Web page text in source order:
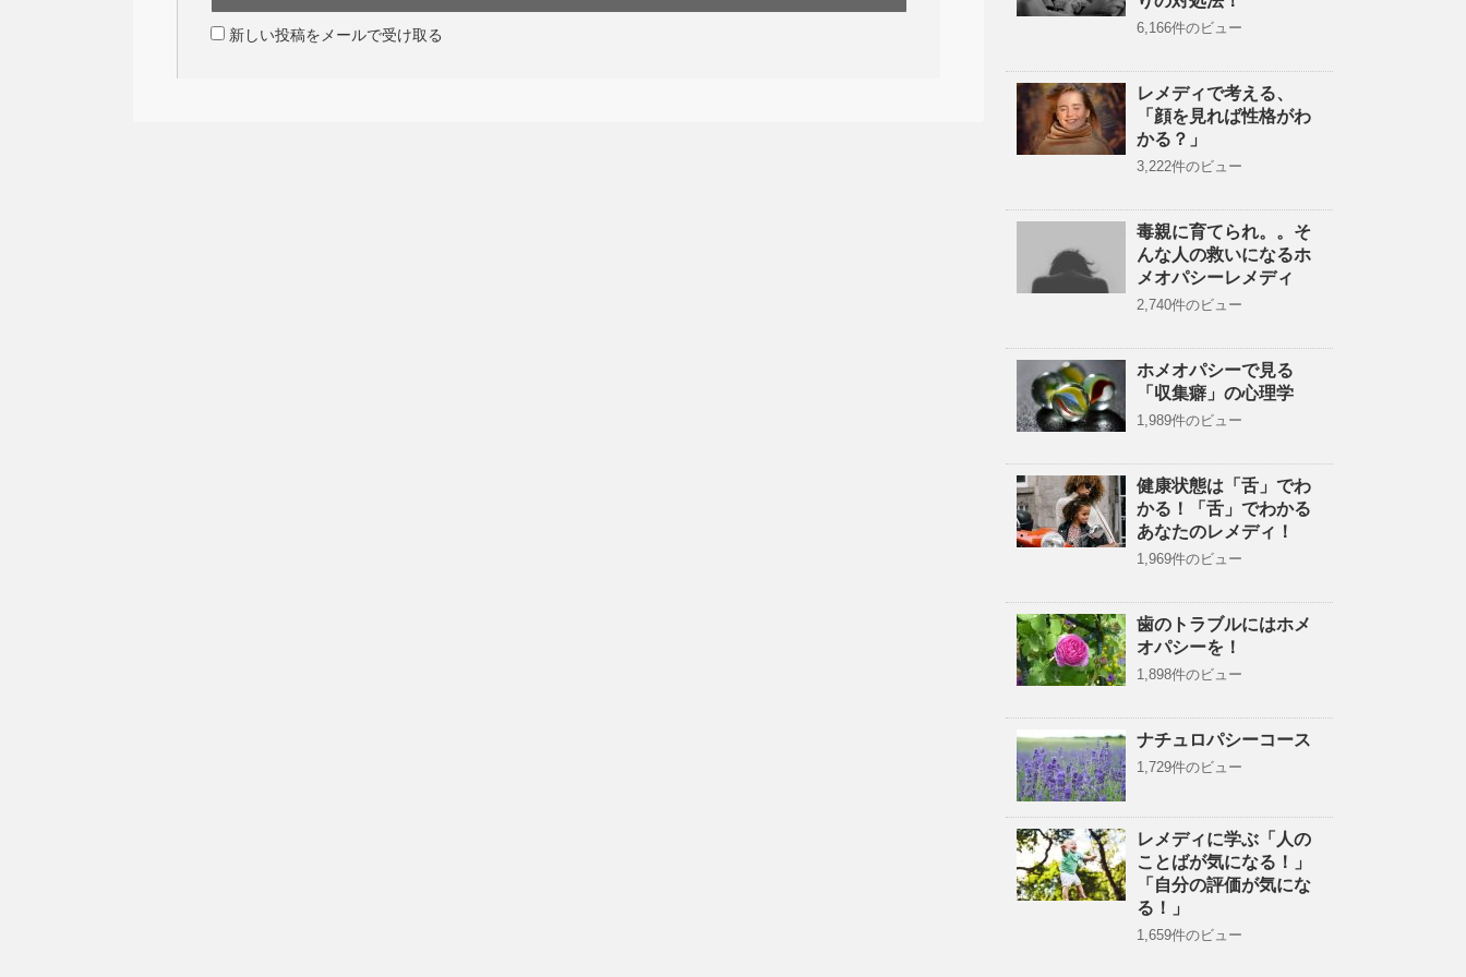
新しい投稿をメールで受け取る 6,166件のビュー
レメディで考える、
「顔を見れば性格がわ
かる？」
3,222件のビュー
毒親に育てられ。。そ
んな人の救いになるホ
メオパシーレメディ
2,740件のビュー
ホメオパシーで見る
「収集癖」の心理学
1,989件のビュー
健康状態は「舌」でわ
かる！「舌」でわかる
あなたのレメディ！
1,969件のビュー
歯のトラブルにはホメ
オパシーを！
1,898件のビュー
ナチュロパシーコース
1,729件のビュー
レメディに学ぶ「人の
ことばが気になる！」
「自分の評価が気にな
る！」
1,659件のビュー